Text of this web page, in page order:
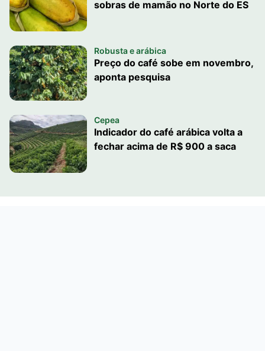
sobras de mamão no Norte do ES
Robusta e arábica
Preço do café sobe em novembro,
aponta pesquisa
Cepea
Indicador do café arábica volta a
fechar acima de R$ 900 a saca